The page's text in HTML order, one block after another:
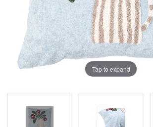
Tap to expand